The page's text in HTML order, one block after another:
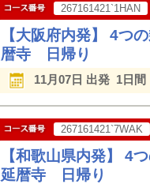
267161421`1HAN
【大阪府内発】 4つ
暦寺 日帰り
11月07日 出発 1日間
267161421`7WAK
【和歌山県内発】 4
延暦寺 日帰り